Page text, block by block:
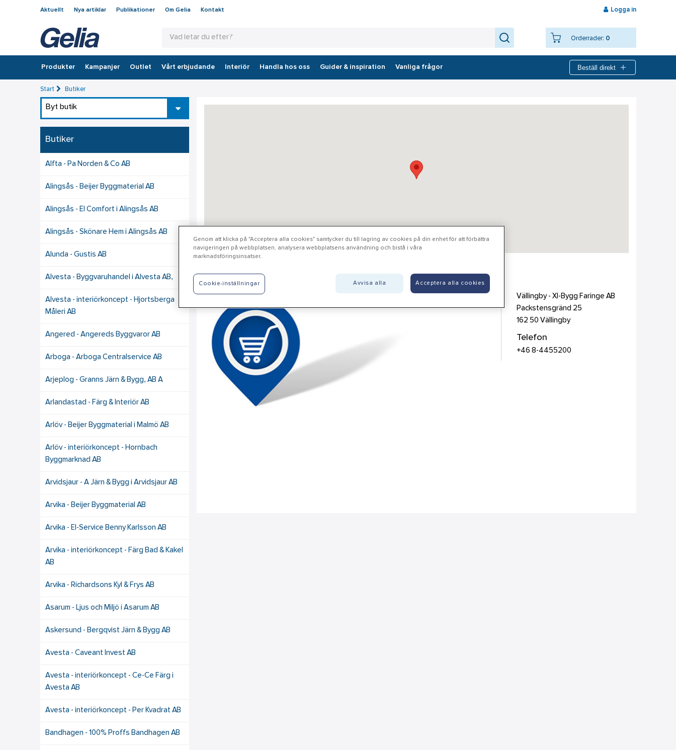
Aktuellt Nya artiklar Publikationer Om Gelia Kontakt Logga in
Orderrader: 0
Produkter Kampanjer Outlet Vårt erbjudande Interiör Handla hos oss Guider & inspiration Vanliga frågor Beställ direkt
Start Butiker
Byt butik
Butiker
Alfta - Pa Norden & Co AB
Alingsås - Beijer Byggmaterial AB
Alingsås - El Comfort i Alingsås AB
Alingsås - Skönare Hem i Alingsås AB
Alunda - Gustis AB
Alvesta - Byggvaruhandel i Alvesta AB,
Alvesta - interiörkoncept - Hjortsberga
Måleri AB
Angered - Angereds Byggvaror AB
Arboga - Arboga Centralservice AB
Arjeplog - Granns Järn & Bygg, AB A
Arlandastad - Färg & Interiör AB
Arlöv - Beijer Byggmaterial i Malmö AB
Arlöv - interiörkoncept - Hornbach
Byggmarknad AB
Arvidsjaur - A Järn & Bygg i Arvidsjaur AB
Arvika - Beijer Byggmaterial AB
Arvika - El-Service Benny Karlsson AB
Arvika - interiörkoncept - Färg Bad & Kakel
AB
Arvika - Richardsons Kyl & Frys AB
Asarum - Ljus och Miljö i Asarum AB
Askersund - Bergqvist Järn & Bygg AB
Avesta - Caveant Invest AB
Avesta - interiörkoncept - Ce-Ce Färg i
Avesta AB
Avesta - interiörkoncept - Per Kvadrat AB
Bandhagen - 100% Proffs Bandhagen AB
Vällingby - Xl-Bygg Faringe AB
Vällingby - Xl-Bygg Faringe AB
Packstensgränd 25
162 50 Vällingby
Telefon
+46 8-4455200
Genom att klicka på "Acceptera alla cookies" samtycker du till lagring av cookies på din enhet för att förbättra
navigeringen på webbplatsen, analysera webbplatsens användning och bistå i våra
marknadsföringsinsatser.
Avvisa alla Acceptera alla cookies
Cookie-inställningar